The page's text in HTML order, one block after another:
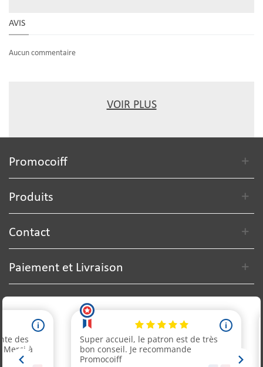
AVIS
Aucun commentaire
VOIR PLUS
Promocoiff
Produits
Contact
Paiement et Livraison